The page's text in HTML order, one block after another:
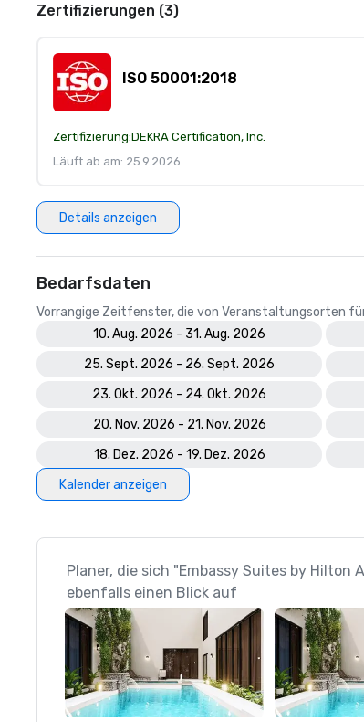
Zertifizierungen (3)
ISO 50001:2018
Zertifizierung:DEKRA Certification, Inc.
Läuft ab am: 25.9.2026
Details anzeigen
Bedarfsdaten
Vorrangige Zeitfenster, die von Veranstaltungsorten
10. Aug. 2026 - 31. Aug. 2026
25. Sept. 2026 - 26. Sept. 2026
23. Okt. 2026 - 24. Okt. 2026
20. Nov. 2026 - 21. Nov. 2026
18. Dez. 2026 - 19. Dez. 2026
Kalender anzeigen
Planer, die sich "Embassy Suites by
ebenfalls einen Blick auf